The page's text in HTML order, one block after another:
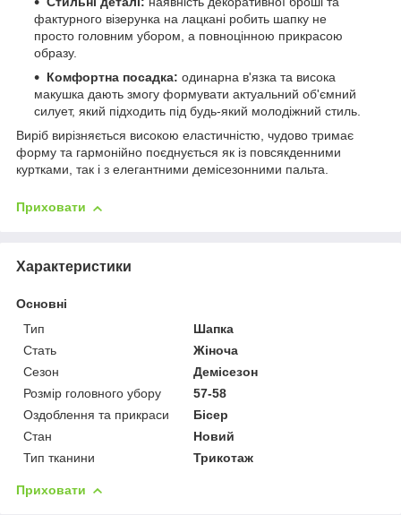
фактурного візерунка на лацкані робить шапку не
просто головним убором, а повноцінною прикрасою
образу.
Комфортна посадка: одинарна в'язка та висока
макушка дають змогу формувати актуальний об'ємний
силует, який підходить під будь-який молодіжний стиль.
Виріб вирізняється високою еластичністю, чудово тримає
форму та гармонійно поєднується як із повсякденними
куртками, так і з елегантними демісезонними пальта.
Приховати
Характеристики
Основні
Тип
Шапка
Стать
Жіноча
Сезон
Демісезон
Розмір головного убору
57-58
Оздоблення та прикраси
Бісер
Стан
Новий
Тип тканини
Трикотаж
Приховати